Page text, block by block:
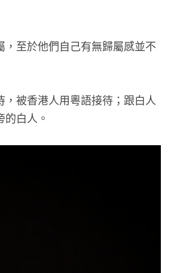
，至於他們自己有無歸屬感並不
被香港人用粵語接待；跟白人
白人。